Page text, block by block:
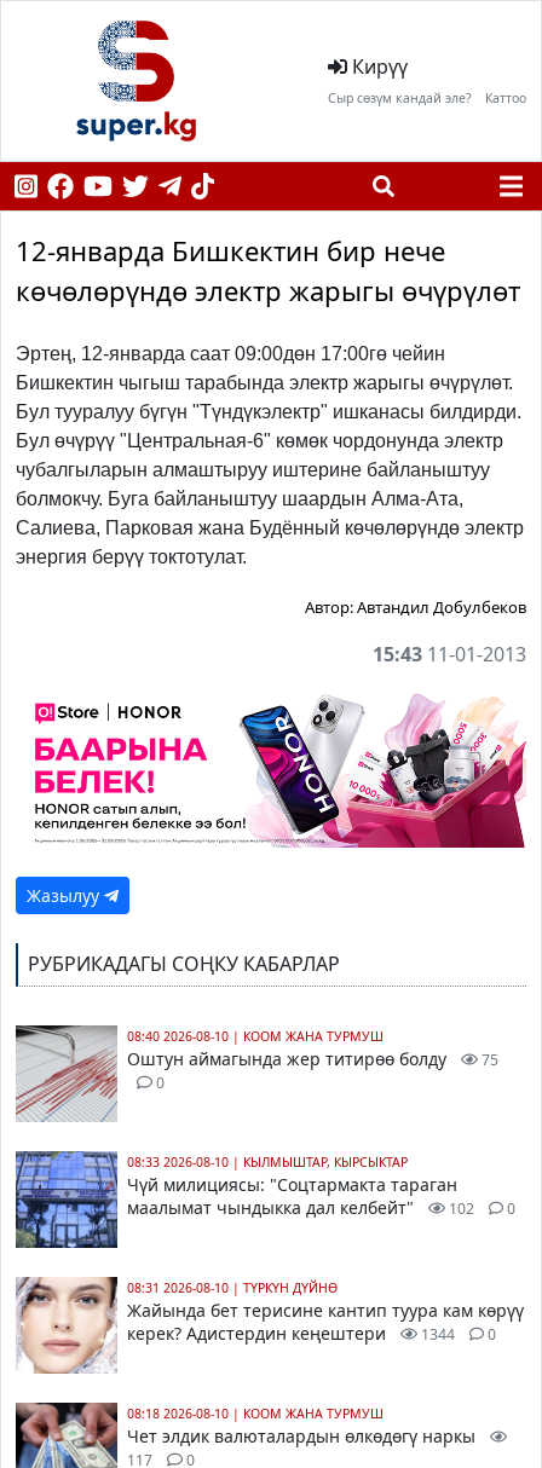
Кирүү
Сыр сөзүм кандай эле? Каттоо
12-январда Бишкектин бир нече
көчөлөрүндө электр жарыгы өчүрүлөт
Эртең, 12-январда саат 09:00дөн 17:00гө чейин
Бишкектин чыгыш тарабында электр жарыгы өчүрүлөт.
Бул тууралуу бүгүн "Түндүкэлектр" ишканасы билдирди.
Бул өчүрүү "Центральная-6" көмөк чордонунда электр
чубалгыларын алмаштыруу иштерине байланыштуу
болмокчу. Буга байланыштуу шаардын Алма-Ата,
Салиева, Парковая жана Будённый көчөлөрүндө электр
энергия берүү токтотулат.
Автор:Автандил Добулбеков
15:43 11-01-2013
Жазылуу
РУБРИКАДАГЫ СОҢКУ КАБАРЛАР
08:40 2026-08-10 | КООМ ЖАНА ТУРМУШ
Оштун аймагында жер титирөө болду
75
0
08:33 2026-08-10 | КЫЛМЫШТАР, КЫРСЫКТАР
Чүй милициясы: "Соцтармакта тараган
маалымат чындыкка дал келбейт"
102 0
08:31 2026-08-10 | ТҮРКҮН ДҮЙНӨ
Жайында бет терисине кантип туура кам көрүү
керек? Адистердин кеңештери
1344 0
08:18 2026-08-10 | КООМ ЖАНА ТУРМУШ
Чет элдик валюталардын өлкөдөгү наркы
117 0